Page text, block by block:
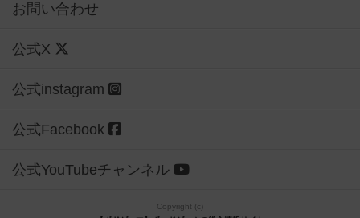
お問い合わせ
公式X
公式instagram
公式Facebook
公式YouTubeチャンネル
Copyright (c)